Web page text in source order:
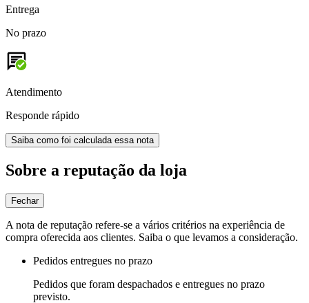
Entrega
No prazo
Atendimento
Responde rápido
Saiba como foi calculada essa nota
Sobre a reputação da loja
Fechar
A nota de reputação refere-se a vários critérios na experiência de
compra oferecida aos clientes. Saiba o que levamos a consideração.
Pedidos entregues no prazo
Pedidos que foram despachados e entregues no prazo
previsto.